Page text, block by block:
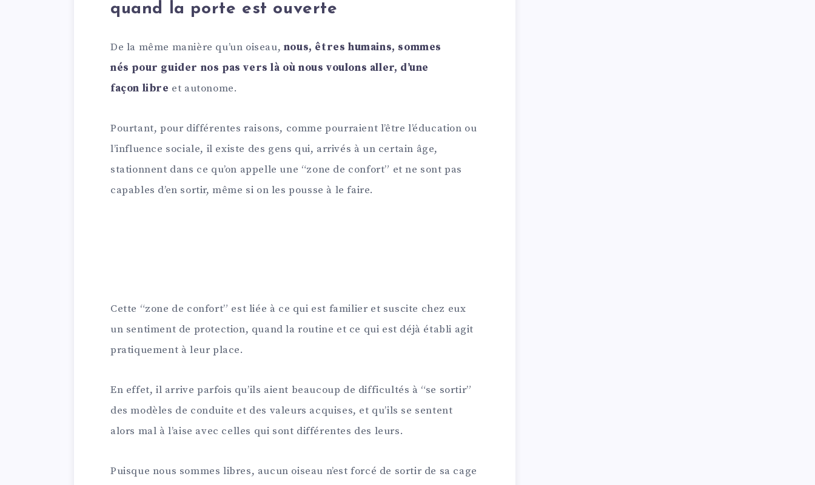
quand la porte est ouverte
De la même manière qu’un oiseau, nous, êtres humains, sommes
nés pour guider nos pas vers là où nous voulons aller, d’une
façon libre et autonome.
Pourtant, pour différentes raisons, comme pourraient l’être l’éducation ou
l’influence sociale, il existe des gens qui, arrivés à un certain âge,
stationnent dans ce qu’on appelle une “zone de confort” et ne sont pas
capables d’en sortir, même si on les pousse à le faire.
Cette “zone de confort” est liée à ce qui est familier et suscite chez eux
un sentiment de protection, quand la routine et ce qui est déjà établi agit
pratiquement à leur place.
En effet, il arrive parfois qu’ils aient beaucoup de difficultés à “se sortir”
des modèles de conduite et des valeurs acquises, et qu’ils se sentent
alors mal à l’aise avec celles qui sont différentes des leurs.
Puisque nous sommes libres, aucun oiseau n’est forcé de sortir de sa cage